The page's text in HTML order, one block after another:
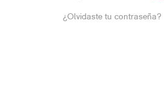
¿Olvidaste tu contraseña?